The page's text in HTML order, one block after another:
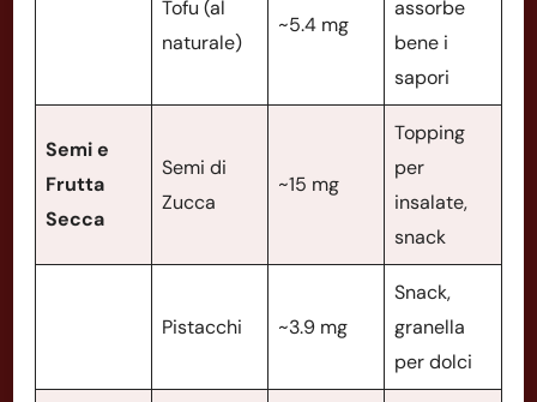
Tofu (al
naturale)
~5.4 mg
assorbe
bene i
sapori
Semi e
Frutta
Secca
Semi di
Zucca
~15 mg
Topping
per
insalate,
snack
Pistacchi ~3.9 mg
Snack,
granella
per dolci